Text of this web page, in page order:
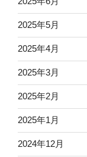
2025年5月
2025年4月
2025年3月
2025年2月
2025年1月
2024年12月